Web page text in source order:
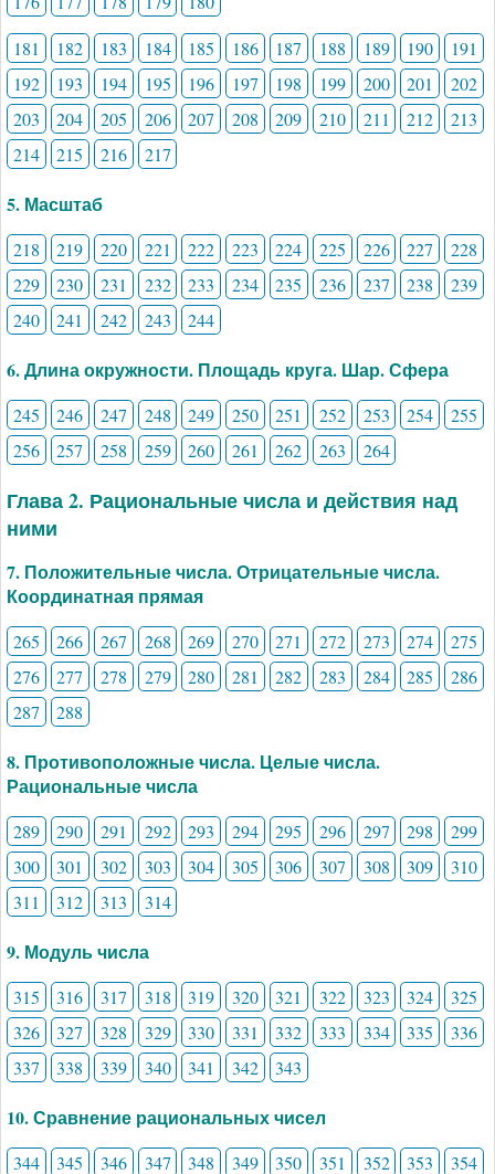
181
182 183 184 185 186 187 188 189 190
191
192
193 194 195 196 197 198 199 200 201
202
203
204 205 206 207 208 209 210 211 212
213
214
215 216 217
5. Масштаб
218 219 220 221 222 223 224 225 226 227
228
229
230 231 232 233 234 235 236 237 238
239
240
241 242 243 244
6. Длина окружности. Площадь круга. Шар. Сфера
245 246 247 248 249 250 251 252 253 254
255
256
257 258 259 260 261 262 263 264
Глава 2. Рациональные числа и действия над
ними
7. Положительные числа. Отрицательные числа.
Координатная прямая
265 266 267 268 269 270 271 272 273 274
275
276
277 278 279 280 281 282 283 284 285
286
287
288
8. Противоположные числа. Целые числа.
Рациональные числа
289 290 291 292 293 294 295 296 297 298
299
300
301 302 303 304 305 306 307 308 309
310
311
312 313 314
9. Модуль числа
315 316 317 318 319 320 321 322 323 324
325
326
327 328 329 330 331 332 333 334 335
336
337
338 339 340 341 342 343
10. Сравнение рациональных чисел
344 345 346 347 348 349 350 351 352 353
354